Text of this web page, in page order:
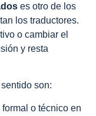
es otro de los
los traductores.
o cambiar el
y resta
son:
o técnico en